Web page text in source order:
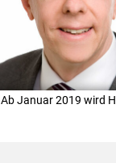
Ab Januar 2019 wird